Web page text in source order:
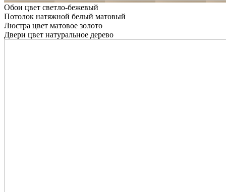
Обои цвет светло-бежевый
Потолок натяжной белый матовый
Люстра цвет матовое золото
Двери цвет натуральное дерево